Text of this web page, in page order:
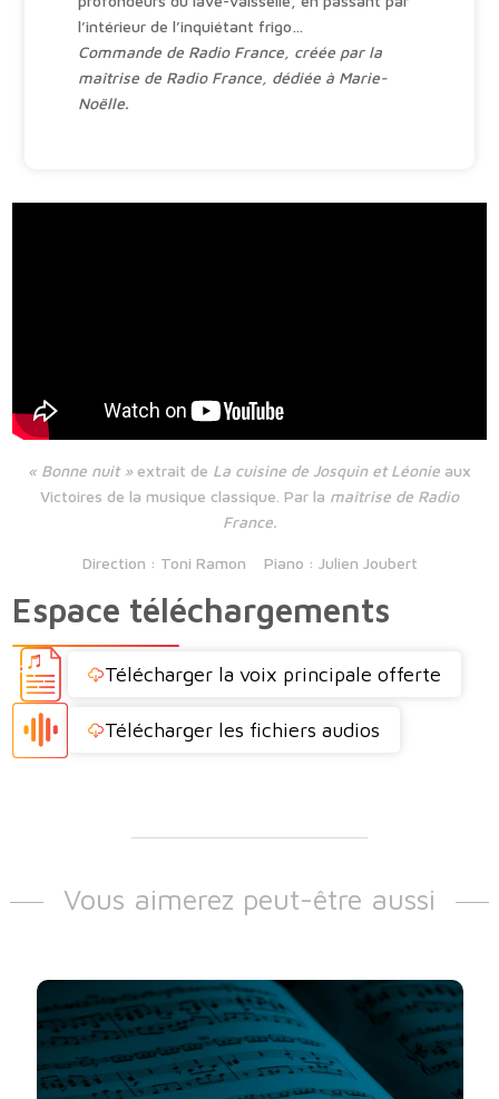
l’intérieur de l’inquiétant frigo…
Commande de Radio France, créée par la
maîtrise de Radio France, dédiée à Marie-
Noëlle.
« Bonne nuit »extrait de La cuisine de Josquin et Léonie aux
Victoires de la musique classique. Par la maîtrise de Radio
France.
Direction : Toni Ramon Piano : Julien Joubert
Espace téléchargements
Télécharger la voix principale offerte
Télécharger les fichiers audios
Vous aimerez peut-être aussi